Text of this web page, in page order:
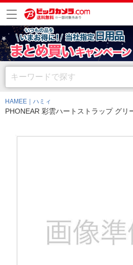
HAMEE｜ハミィ
PHONEAR 彩雲ハートストラップ グリ